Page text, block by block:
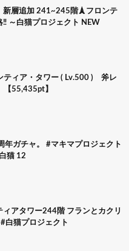
新層追加 241~245階🗼フロンテ
‼ ～白猫プロジェクト NEW
ティア・タワー ( Lv.500 ) 斧レ
55,435pt】
年ガチャ。 #マキマプロジェクト
猫 12
ィアタワー244階 フランとカクリ
白猫プロジェクト